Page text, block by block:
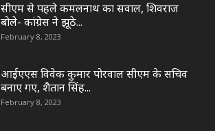
सीएम से पहले कमलनाथ का सवाल, शिवराज
बोले- कांग्रेस ने झूठे...
February 8, 2023
आईएएस विवेक कुमार पोरवाल सीएम के सचिव
बनाए गए, शैतान सिंह...
February 8, 2023